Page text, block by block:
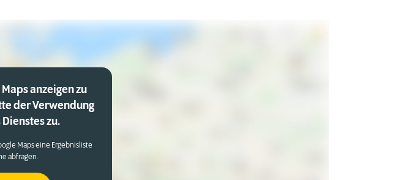
anzeigen zu
der Verwendung
zu.
Maps eine Ergebnisliste
abfragen.